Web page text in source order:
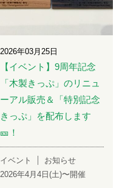
2026年03月25日
【イベント】9周年記念
「木製きっぷ」のリニュ
ーアル販売＆「特別記念
きっぷ」を配布します
🎫！
イベント
お知らせ
2026年4月4日(土)〜開催